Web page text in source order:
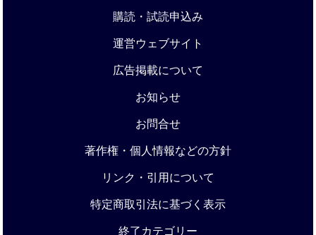
購読・試読申込み
運営ウェブサイト
広告掲載について
お知らせ
お問合せ
著作権・個人情報などの方針
リンク・引用について
特定商取引法に基づく表示
終了カテゴリー